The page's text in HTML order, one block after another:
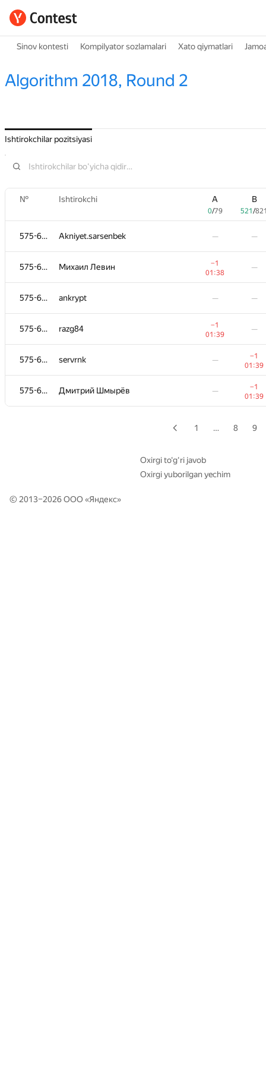
Sinov kontesti Kompilyator sozlamalari Xato qiymatlari
Algorithm 2018, Round 2
Ishtirokchilar pozitsiyasi
№ Ishtirokchi A
0/79
B
521/
575-656 Akniyet.sarsenbek — —
575-656 Михаил Левин
−1
01:38
—
575-656 ankrypt — —
575-656 razg84
−1
01:39
—
575-656 servrnk —
−1
01:39
575-656 Дмитрий Шмырёв —
−1
01:39
№ Ishtirokchi A
0/79
B
521/
575-656 Akniyet.sarsenbek — —
575-656 Михаил Левин
−1
01:38
—
575-656 ankrypt — —
575-656 razg84
−1
01:39
—
575-656 servrnk —
−1
01:39
575-656 Дмитрий Шмырёв —
−1
01:39
1 … 8 9
Oxirgi to‘g‘ri javob
Oxirgi yuborilgan yechim
© 2013–2026 ООО «Яндекс»